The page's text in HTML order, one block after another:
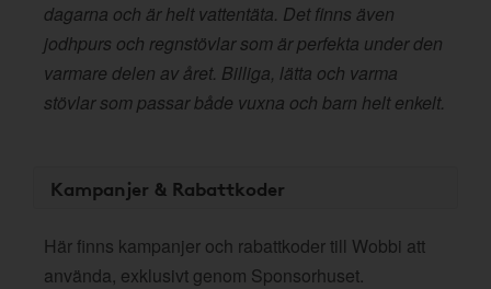
dagarna och är helt vattentäta. Det finns även
jodhpurs och regnstövlar som är perfekta under den
varmare delen av året. Billiga, lätta och varma
stövlar som passar både vuxna och barn helt enkelt.
Kampanjer & Rabattkoder
Här finns kampanjer och rabattkoder till Wobbi att
använda, exklusivt genom Sponsorhuset.